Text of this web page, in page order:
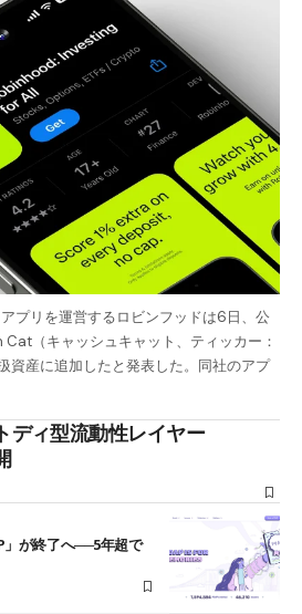
プリを運営するロビンフッドは6日、公
（キャッシュキャット、ティッカー：
資産に追加したと発表した。同社のアプ
ディ型流動性レイヤー
」が終了へ──5年超で